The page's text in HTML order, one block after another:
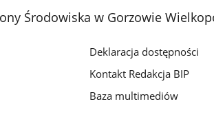
Środowiska w Gorzowie
Deklaracja dostępności
Kontakt Redakcja BIP
Baza multimediów